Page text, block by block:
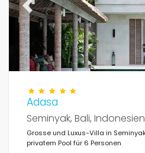
Badezimmer
Ihre Auswahl(12)
In Strandnähe
Previous
Adasa
Seminyak, Bali, Indonesien
Grosse und Luxus-Villa in Seminyak, auf Bali, Indonesien mit
privatem Pool für 6 Personen